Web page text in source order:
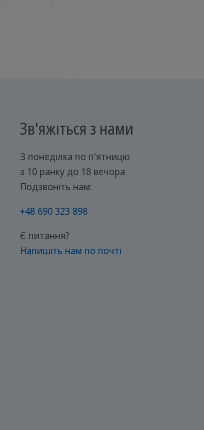
Зв'яжіться з нами
З понеділка по п'ятницю
з 10 ранку до 18 вечора
Подзвоніть нам:
+48 690 323 898
Є питання?
Напишіть нам по почті